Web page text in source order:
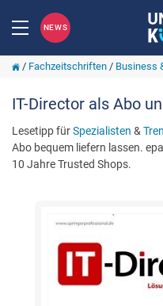
NEWS
/ Fachzeitschriften/ Business
IT-Director als Abo
Lesetipp fürSpezialisten &
Abo bequem liefern lassen.
10 Jahre Trusted Shops.